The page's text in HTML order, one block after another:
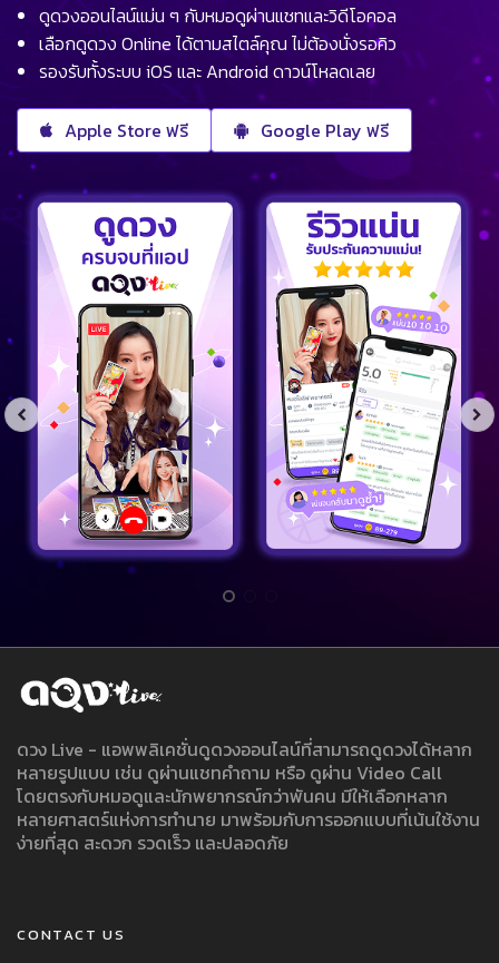
ดูดวงออนไลน์แม่น ๆ กับหมอดูผ่านแชทและวิดีโอคอล
เลือกดูดวง Online ได้ตามสไตล์คุณ ไม่ต้องนั่งรอคิว
รองรับทั้งระบบ iOS และ Android ดาวน์โหลดเลย
Apple Store ฟรี Google Play ฟรี
ดวง Live - แอพพลิเคชั่นดูดวงออนไลน์ที่สามารถดูดวงได้หลาก
หลายรูปแบบ เช่น ดูผ่านแชทคำถาม หรือ ดูผ่าน Video Call
โดยตรงกับหมอดูและนักพยากรณ์กว่าพันคน มีให้เลือกหลาก
หลายศาสตร์แห่งการทำนาย มาพร้อมกับการออกแบบที่เน้นใช้งาน
ง่ายที่สุด สะดวก รวดเร็ว และปลอดภัย
CONTACT US